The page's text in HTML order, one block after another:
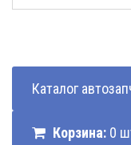
Каталог
Корзина: 0